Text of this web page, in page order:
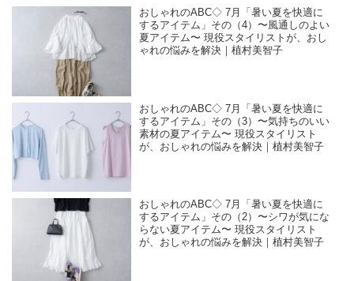
おしゃれのABC◇ 7月「暑い夏を快適に
するアイテム」その（4）〜風通しのよい
夏アイテム〜 現役スタイリストが、おし
ゃれの悩みを解決｜植村美智子
おしゃれのABC◇ 7月「暑い夏を快適に
するアイテム」その（3）〜気持ちのいい
素材の夏アイテム〜 現役スタイリスト
が、おしゃれの悩みを解決｜植村美智子
おしゃれのABC◇ 7月「暑い夏を快適に
するアイテム」その（2）〜シワが気にな
らない夏アイテム〜 現役スタイリスト
が、おしゃれの悩みを解決｜植村美智子